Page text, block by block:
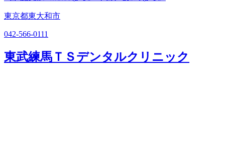
東京都東大和市
042-566-0111
東武練馬ＴＳデンタルクリニック